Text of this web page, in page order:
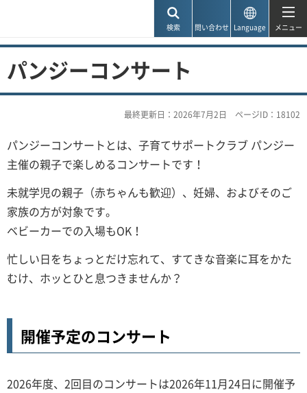
検索 問い合わせ Language メニュー
パンジーコンサート
最終更新日：2026年7月2日 ページID：18102
パンジーコンサートとは、子育てサポートクラブ パンジー
主催の親子で楽しめるコンサートです！
未就学児の親子（赤ちゃんも歓迎）、妊婦、およびそのご
家族の方が対象です。
ベビーカーでの入場もOK！
忙しい日をちょっとだけ忘れて、すてきな音楽に耳をかた
むけ、ホッとひと息つきませんか？
開催予定のコンサート
2026年度、2回目のコンサートは2026年11月24日に開催予